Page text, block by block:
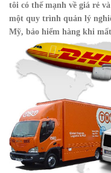
tôi có thế mạnh về giá rẻ
một quy trình quản lý
Mỹ, bảo hiểm hàng khi